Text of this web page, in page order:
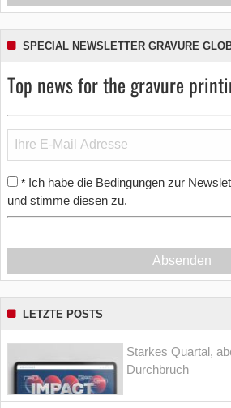
SPECIAL NEWSLETTER GRAVURE
Top news for the gravure
* Ich habe die Bedingungen zur
und stimme diesen zu.
Absenden
LETZTE POSTS
Starkes Quartal,
Durchbruch